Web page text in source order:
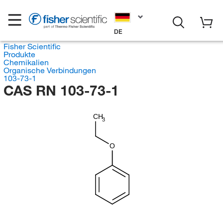
DE
Fisher Scientific
Produkte
Chemikalien
Organische Verbindungen
103-73-1
CAS RN 103-73-1
CH3
O